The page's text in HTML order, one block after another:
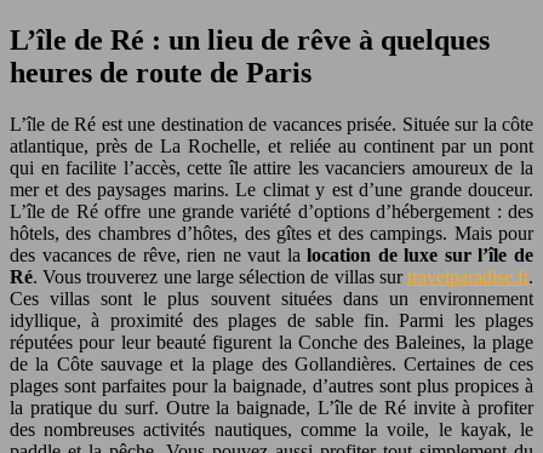
L’île de Ré : un lieu de rêve à quelques
heures de route de Paris
L’île de Ré est une destination de vacances prisée. Située sur la côte
atlantique, près de La Rochelle, et reliée au continent par un pont
qui en facilite l’accès, cette île attire les vacanciers amoureux de la
mer et des paysages marins. Le climat y est d’une grande douceur.
L’île de Ré offre une grande variété d’options d’hébergement : des
hôtels, des chambres d’hôtes, des gîtes et des campings. Mais pour
des vacances de rêve, rien ne vaut lalocation de luxe sur l’île de
Ré. Vous trouverez une large sélection de villas surtravelparadise.fr.
Ces villas sont le plus souvent situées dans un environnement
idyllique, à proximité des plages de sable fin. Parmi les plages
réputées pour leur beauté figurent la Conche des Baleines, la plage
de la Côte sauvage et la plage des Gollandières. Certaines de ces
plages sont parfaites pour la baignade, d’autres sont plus propices à
la pratique du surf. Outre la baignade, L’île de Ré invite à profiter
des nombreuses activités nautiques, comme la voile, le kayak, le